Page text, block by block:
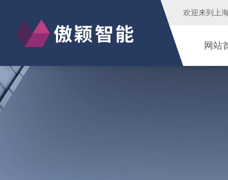
欢迎来到 上
网站